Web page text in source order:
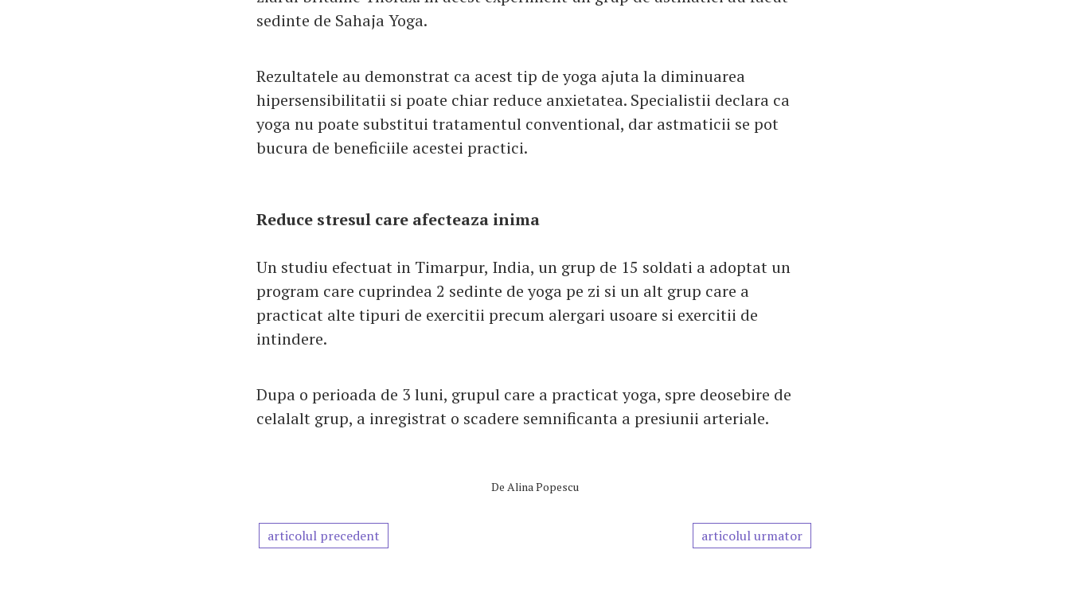
sedinte de Sahaja Yoga.
Rezultatele au demonstrat ca acest tip de yoga ajuta la diminuarea
hipersensibilitatii si poate chiar reduce anxietatea. Specialistii declara ca
yoga nu poate substitui tratamentul conventional, dar astmaticii se pot
bucura de beneficiile acestei practici.
Reduce stresul care afecteaza inima
Un studiu efectuat in Timarpur, India, un grup de 15 soldati a adoptat un
program care cuprindea 2 sedinte de yoga pe zi si un alt grup care a
practicat alte tipuri de exercitii precum alergari usoare si exercitii de
intindere.
Dupa o perioada de 3 luni, grupul care a practicat yoga, spre deosebire de
celalalt grup, a inregistrat o scadere semnificanta a presiunii arteriale.
De Alina Popescu
articolul precedent articolul urmator